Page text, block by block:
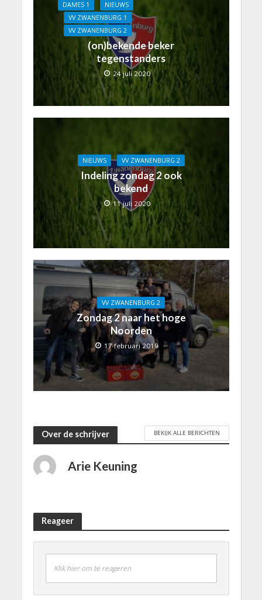
DAMES 1
NIEUWS
VV ZWANENBURG 1
VV ZWANENBURG 2
(on)bekende beker
tegenstanders
24 juli 2020
NIEUWS VV ZWANENBURG 2
Indeling zondag 2 ook
bekend
11 juli 2020
VV ZWANENBURG 2
Zondag 2 naar het hoge
Noorden
17 februari 2019
Over de schrijver BEKIJK ALLE BERICHTEN
Arie Keuning
Reageer
Klik hier om te reageren